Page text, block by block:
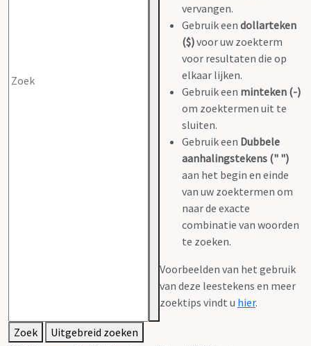
vervangen.
Gebruik een dollarteken
($)voor uw zoekterm
voor resultaten die op
elkaar lijken.
Gebruik een minteken (-)
om zoektermen uit te
sluiten.
Gebruik een Dubbele
aanhalingstekens (" ")
aan het begin en einde
van uw zoektermen om
naar de exacte
combinatie van woorden
te zoeken.
Voorbeelden van het gebruik
van deze leestekens en meer
zoektips vindt u hier.
Zoek
Uitgebreid zoeken